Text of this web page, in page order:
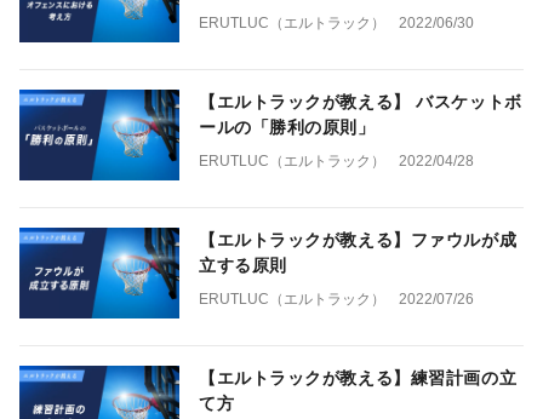
ERUTLUC（エルトラック） 2022/06/30
【エルトラックが教える】 バスケットボ
ールの「勝利の原則」
ERUTLUC（エルトラック） 2022/04/28
【エルトラックが教える】ファウルが成
立する原則
ERUTLUC（エルトラック） 2022/07/26
【エルトラックが教える】練習計画の立
て方